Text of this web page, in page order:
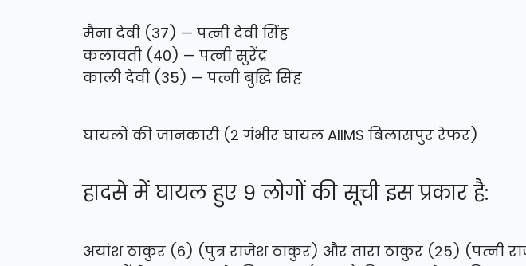
मैना देवी (37) — पत्नी देवी सिंह
कलावती (40) — पत्नी सुरेंद्र
काली देवी (35) — पत्नी बुद्धि सिंह
घायलों की जानकारी (2 गंभीर घायल AIIMS बिलासपुर रेफर)
हादसे में घायल हुए 9 लोगों की सूची इस प्रकार है:
अयांश ठाकुर (6) (पुत्र राजेश ठाकुर) और तारा ठाकुर (25) (पत्नी